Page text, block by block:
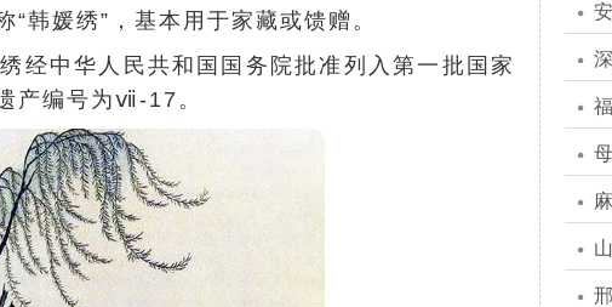
韩媛绣”，基本用于家藏或馈赠。
经中华人民共和国国务院批准列入第一批国家
产编号为ⅶ-17。